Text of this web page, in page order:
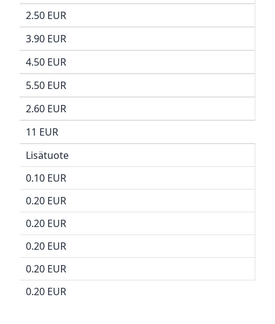
2.50 EUR
3.90 EUR
4.50 EUR
5.50 EUR
2.60 EUR
11 EUR
Lisätuote
0.10 EUR
0.20 EUR
0.20 EUR
0.20 EUR
0.20 EUR
0.20 EUR